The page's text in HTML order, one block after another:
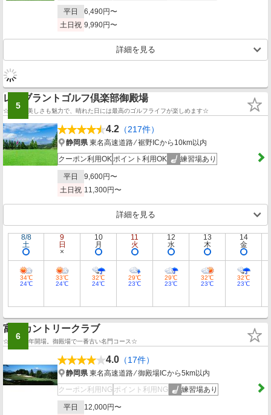
平日
6,490円〜
土日祝 9,990円〜
詳細を見る
5
レンブラントゴルフ倶楽部御殿場
☆景観の美しさも魅力で、晴れた日には最高のゴルフライフが楽しめます☆
4.2 （217件）
静岡県東名高速道路 ⁄ 裾野ICから10km以内
クーポン利用OKポイント利用OK 練習場あり
平日
9,600円〜
土日祝 11,300円〜
詳細を見る
8/8
土
34℃
24℃
9
日
33℃
24℃
10
月
32℃
24℃
11
火
29℃
23℃
12
水
29℃
23℃
13
木
32℃
23℃
14
金
32℃
23℃
6
富士カントリークラブ
☆昭和33年開場。御殿場で一番古い名門コース☆
4.0 （17件）
静岡県東名高速道路 ⁄ 御殿場ICから5km以内
クーポン利用NG ポイント利用NG 練習場あり
平日 12,000円〜